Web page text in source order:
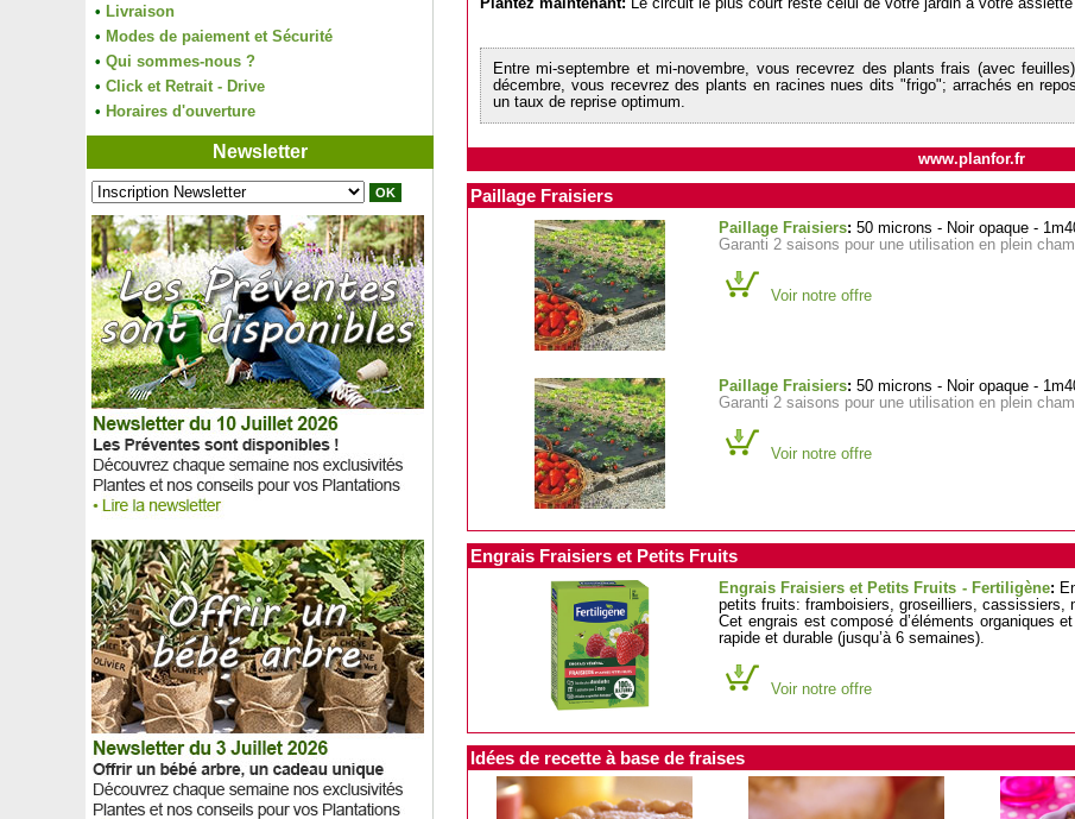
Framboisier 'Paris'
Framboisier sans épine 'Red Angel'
Framboisier sans épine 'Versailles'
Framboisier 'Tulameen'
Frangipanier
Frankénie lisse, Bruyère maritime
Frémontia de Californie 'California Glory'
Frêne à feuilles étroites, Frêne oxyphylle
Frêne à fleurs
Frêne blanc, Frêne américain
Frêne commun
Fuchsia 'Blue Sarah'
Fuchsia 'Lady Thumb'
Fuchsia 'Madame Cornelissen'
Fuchsia royal comestible
Fuchsia 'Shrimp Cocktail'
Fuchsia 'Tom Thumb'
Fuchsia 'White King'
Fusain au feuillage coloré rouge
Fusain commun d'Europe
Fusain du Japon à petites feuilles
Fusain du Japon à pousses blanches 'Paloma blanca'
Fusain du Japon 'Green Spire'
Fusain rampant
Galé odorant, Piment aquatique, Myrte des marais
Gardenia 'Celestial Star'
Gardenia 'Crown Jewel'
Gardenia jasminoides, Jasmin du Cap
Gardenia 'Kleim's Hardy'
Garrya elliptica
Gattilier
• Livraison
• Modes de paiement et Sécurité
• Qui sommes-nous ?
• Click et Retrait - Drive
• Horaires d'ouverture
Newsletter
Plantez maintenant: Le circuit le plus court reste celui de votre jardin à votre assiette
Entre mi-septembre et mi-novembre, vous recevrez des plants frais (avec
décembre, vous recevrez des plants en racines nues dits "frigo"; arrachés en
un taux de reprise optimum.
www.planfor.fr
Paillage Fraisiers
Paillage Fraisiers: 50 microns - Noir opaque -
Garanti 2 saisons pour une utilisation en plein
Voir notre offre
Paillage Fraisiers: 50 microns - Noir opaque -
Garanti 2 saisons pour une utilisation en plein
Voir notre offre
Engrais Fraisiers et Petits Fruits
Engrais Fraisiers et Petits Fruits - Fertiligène:
petits fruits: framboisiers, groseilliers, cassissiers,
Cet engrais est composé d’éléments organiques
rapide et durable (jusqu’à 6 semaines).
Voir notre offre
Idées de recette à base de fraises